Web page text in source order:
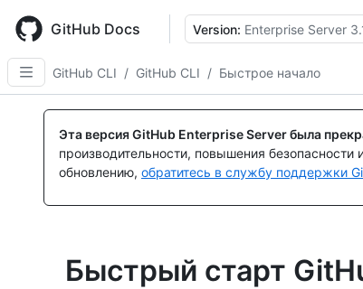
main
content
GitHub Docs Version: Enterprise Server
GitHub CLI / GitHub CLI / Быстрое начало
Эта версия GitHub Enterprise Server была
производительности, повышения безопасности
обновлению, обратитесь в службу поддержки
Быстрый старт